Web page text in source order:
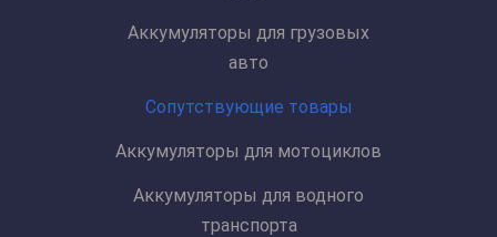
Аккумуляторы для грузовых
авто
Сопутствующие товары
Аккумуляторы для мотоциклов
Аккумуляторы для водного
транспорта